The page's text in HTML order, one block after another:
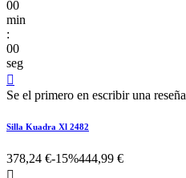
00
min
:
00
seg

Se el primero en escribir una reseña
Silla Kuadra Xl 2482
378,24 €-15%444,99 €